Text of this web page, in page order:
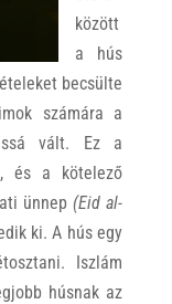
között
a hús
becsülte
számára a
vált. Ez a
és a kötelező
ünnep (Eid al-
ki. A hús egy
Iszlám
húsnak az